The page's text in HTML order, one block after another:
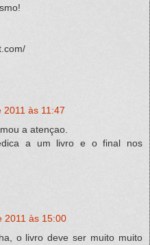
às 11:47
a atençao.
a um livro e o final nos
2011 às 15:00
o livro deve ser muito muito